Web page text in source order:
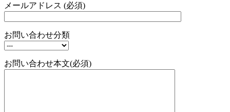
メールアドレス (必須)
お問い合わせ分類
お問い合わせ本文(必須)